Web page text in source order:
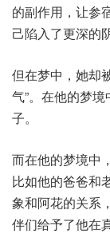
的副作用，让参
己陷入了更深的
但在梦中，她却
气”。在他的梦
子。
而在他的梦境中
比如他的爸爸和
象和阿花的关系
伴们给予了他在